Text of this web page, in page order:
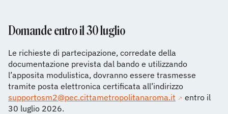
Domande entro il 30 luglio
Le richieste di partecipazione, corredate della
documentazione prevista dal bando e utilizzando
l’apposita modulistica, dovranno essere trasmesse
tramite posta elettronica certificata all’indirizzo
supportosm2@pec.cittametropolitanaroma.it
entro il
30 luglio 2026.